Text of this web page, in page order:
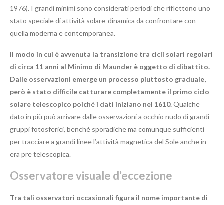
1976). I grandi minimi sono considerati periodi che riflettono uno
stato speciale di attività solare-dinamica da confrontare con
quella moderna e contemporanea.
Il modo in cui è avvenuta la transizione tra cicli solari regolari
di circa 11 anni al Minimo di Maunder è oggetto di dibattito.
Dalle osservazioni emerge un processo piuttosto graduale,
però è stato difficile catturare completamente il primo ciclo
solare telescopico poiché i dati iniziano nel 1610.Qualche
dato in più può arrivare dalle osservazioni a occhio nudo di grandi
gruppi fotosferici, benché sporadiche ma comunque sufficienti
per tracciare a grandi linee l’attività magnetica del Sole anche in
era pre telescopica.
Osservatore visuale d’eccezione
Tra tali osservatori occasionali figura il nome importante di